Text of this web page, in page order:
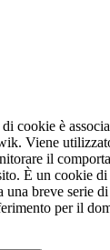
cookie è
Viene
il
È un cookie
breve serie
per il